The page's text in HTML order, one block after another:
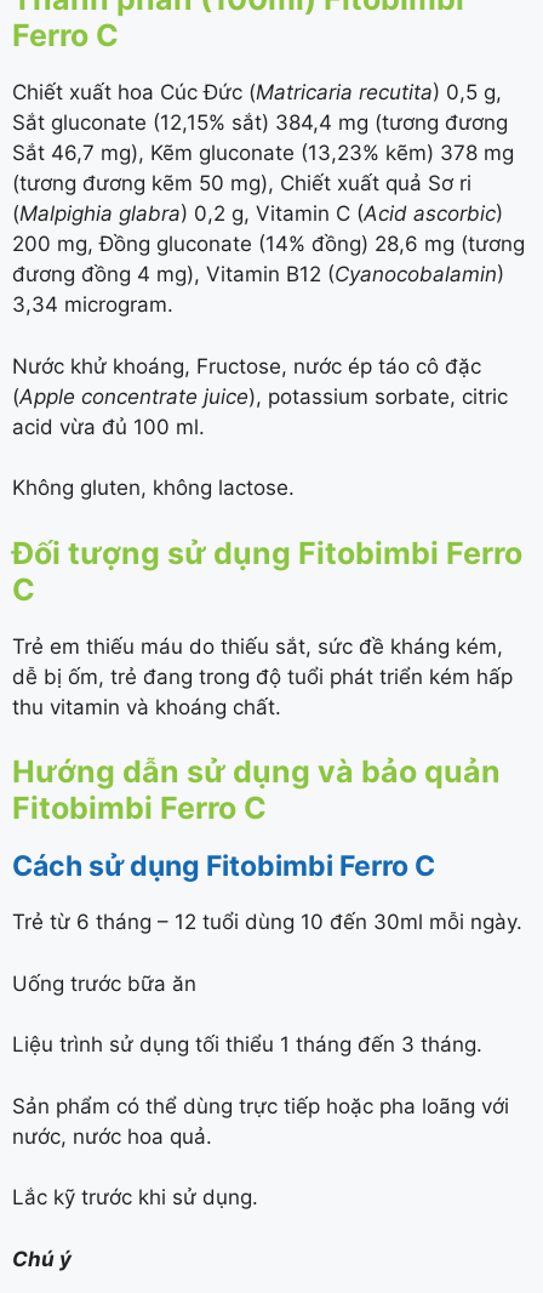
Ferro C
Chiết xuất hoa Cúc Đức (Matricaria recutita) 0,5 g,
Sắt gluconate (12,15% sắt) 384,4 mg (tương đương
Sắt 46,7 mg), Kẽm gluconate (13,23% kẽm) 378 mg
(tương đương kẽm 50 mg), Chiết xuất quả Sơ ri
(Malpighia glabra) 0,2 g, Vitamin C (Acid ascorbic)
200 mg, Đồng gluconate (14% đồng) 28,6 mg (tương
đương đồng 4 mg), Vitamin B12 (Cyanocobalamin)
3,34 microgram.
Nước khử khoáng, Fructose, nước ép táo cô đặc
(Apple concentrate juice), potassium sorbate, citric
acid vừa đủ 100 ml.
Không gluten, không lactose.
Đối tượng sử dụng Fitobimbi Ferro
C
Trẻ em thiếu máu do thiếu sắt, sức đề kháng kém,
dễ bị ốm, trẻ đang trong độ tuổi phát triển kém hấp
thu vitamin và khoáng chất.
Hướng dẫn sử dụng và bảo quản
Fitobimbi Ferro C
Cách sử dụng Fitobimbi Ferro C
Trẻ từ 6 tháng – 12 tuổi dùng 10 đến 30ml mỗi ngày.
Uống trước bữa ăn
Liệu trình sử dụng tối thiểu 1 tháng đến 3 tháng.
Sản phẩm có thể dùng trực tiếp hoặc pha loãng với
nước, nước hoa quả.
Lắc kỹ trước khi sử dụng.
Chú ý